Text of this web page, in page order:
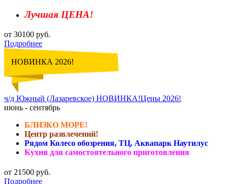
Лучшая ЦЕНА!
от 30100 руб.
Подробнее
НОВИНКА 2026!
ч/д Южный (Лазаревское) НОВИНКА!Цены 2026!
июнь - сентябрь
БЛИЗКО МОРЕ!
Центр развлечений!
Рядом Колесо обозрения, ТЦ, Аквапарк Наутилус
Кухня для самостоятельного приготовления
от 21500 руб.
Подробнее